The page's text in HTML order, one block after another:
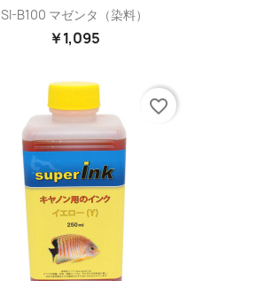
SI-B100 マゼンタ（染料）
￥1,095
favorite_border